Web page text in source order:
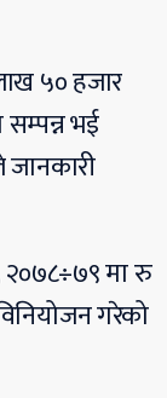
५० हजार
भई
मा रु
गरेको